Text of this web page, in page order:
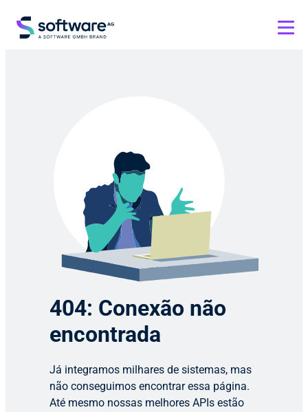
404: Conexão não
encontrada
Já integramos milhares de sistemas, mas
não conseguimos encontrar essa página.
Até mesmo nossas melhores APIs estão